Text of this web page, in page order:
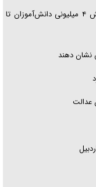
زنگ خطر جمعیتی در آموزش و پرورش؛ کاهش ۴ میلیونی دانش‌آموزان تا
نشان دهند